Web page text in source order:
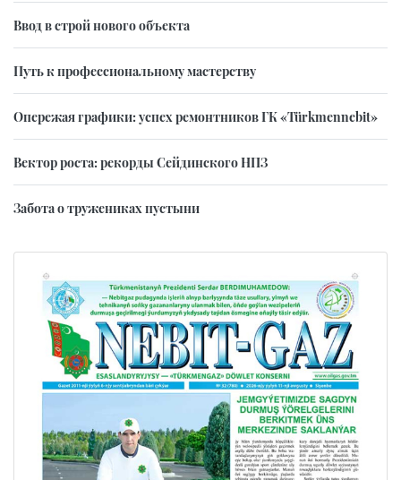
Ввод в строй нового объекта
Путь к профессиональному мастерству
Опережая графики: успех ремонтников ГК «Türkmennebit»
Вектор роста: рекорды Сейдинского НПЗ
Забота о тружениках пустыни